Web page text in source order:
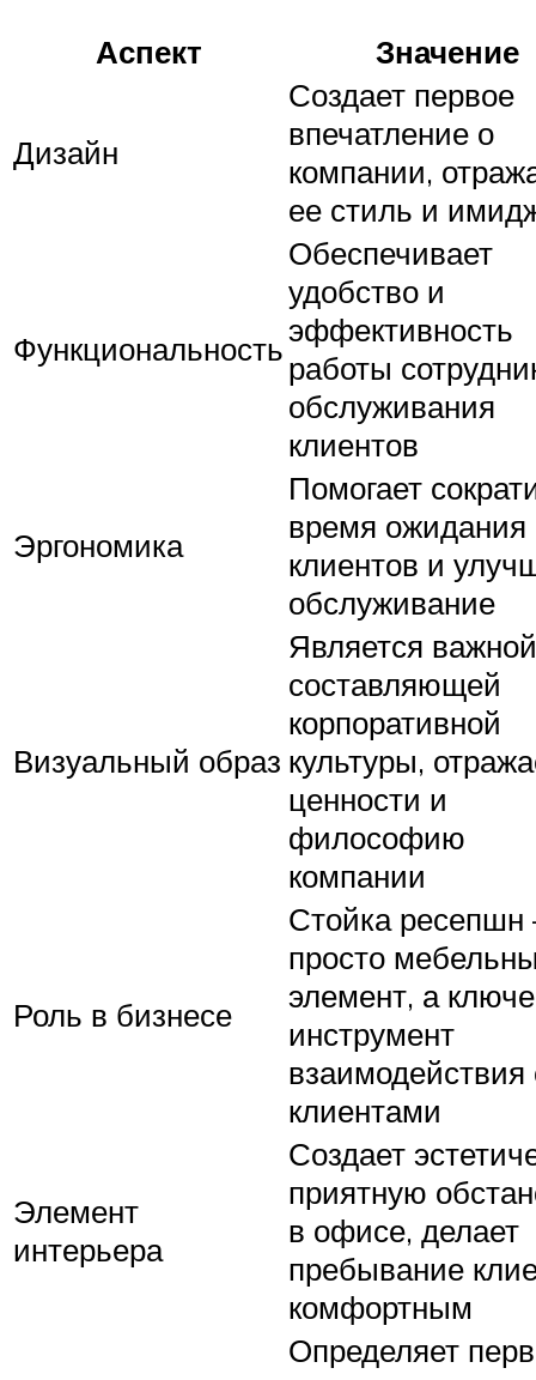
Аспект
Значение
Дизайн
Создает первое
впечатление о
компании,
ее стиль и
Функциональность
Обеспечивает
удобство и
эффективность
работы
обслуживания
клиентов
Эргономика
Помогает
время ожидания
клиентов и
обслуживание
Визуальный образ
Является важной
составляющей
корпоративной
культуры,
ценности и
философию
компании
Роль в бизнесе
Стойка ресепшн
просто
элемент, а
инструмент
взаимодействия
клиентами
Элемент
интерьера
Создает
приятную
в офисе, делает
пребывание
комфортным
Определяет